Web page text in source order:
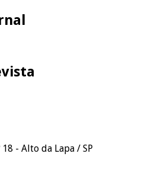
- Alto da Lapa / SP